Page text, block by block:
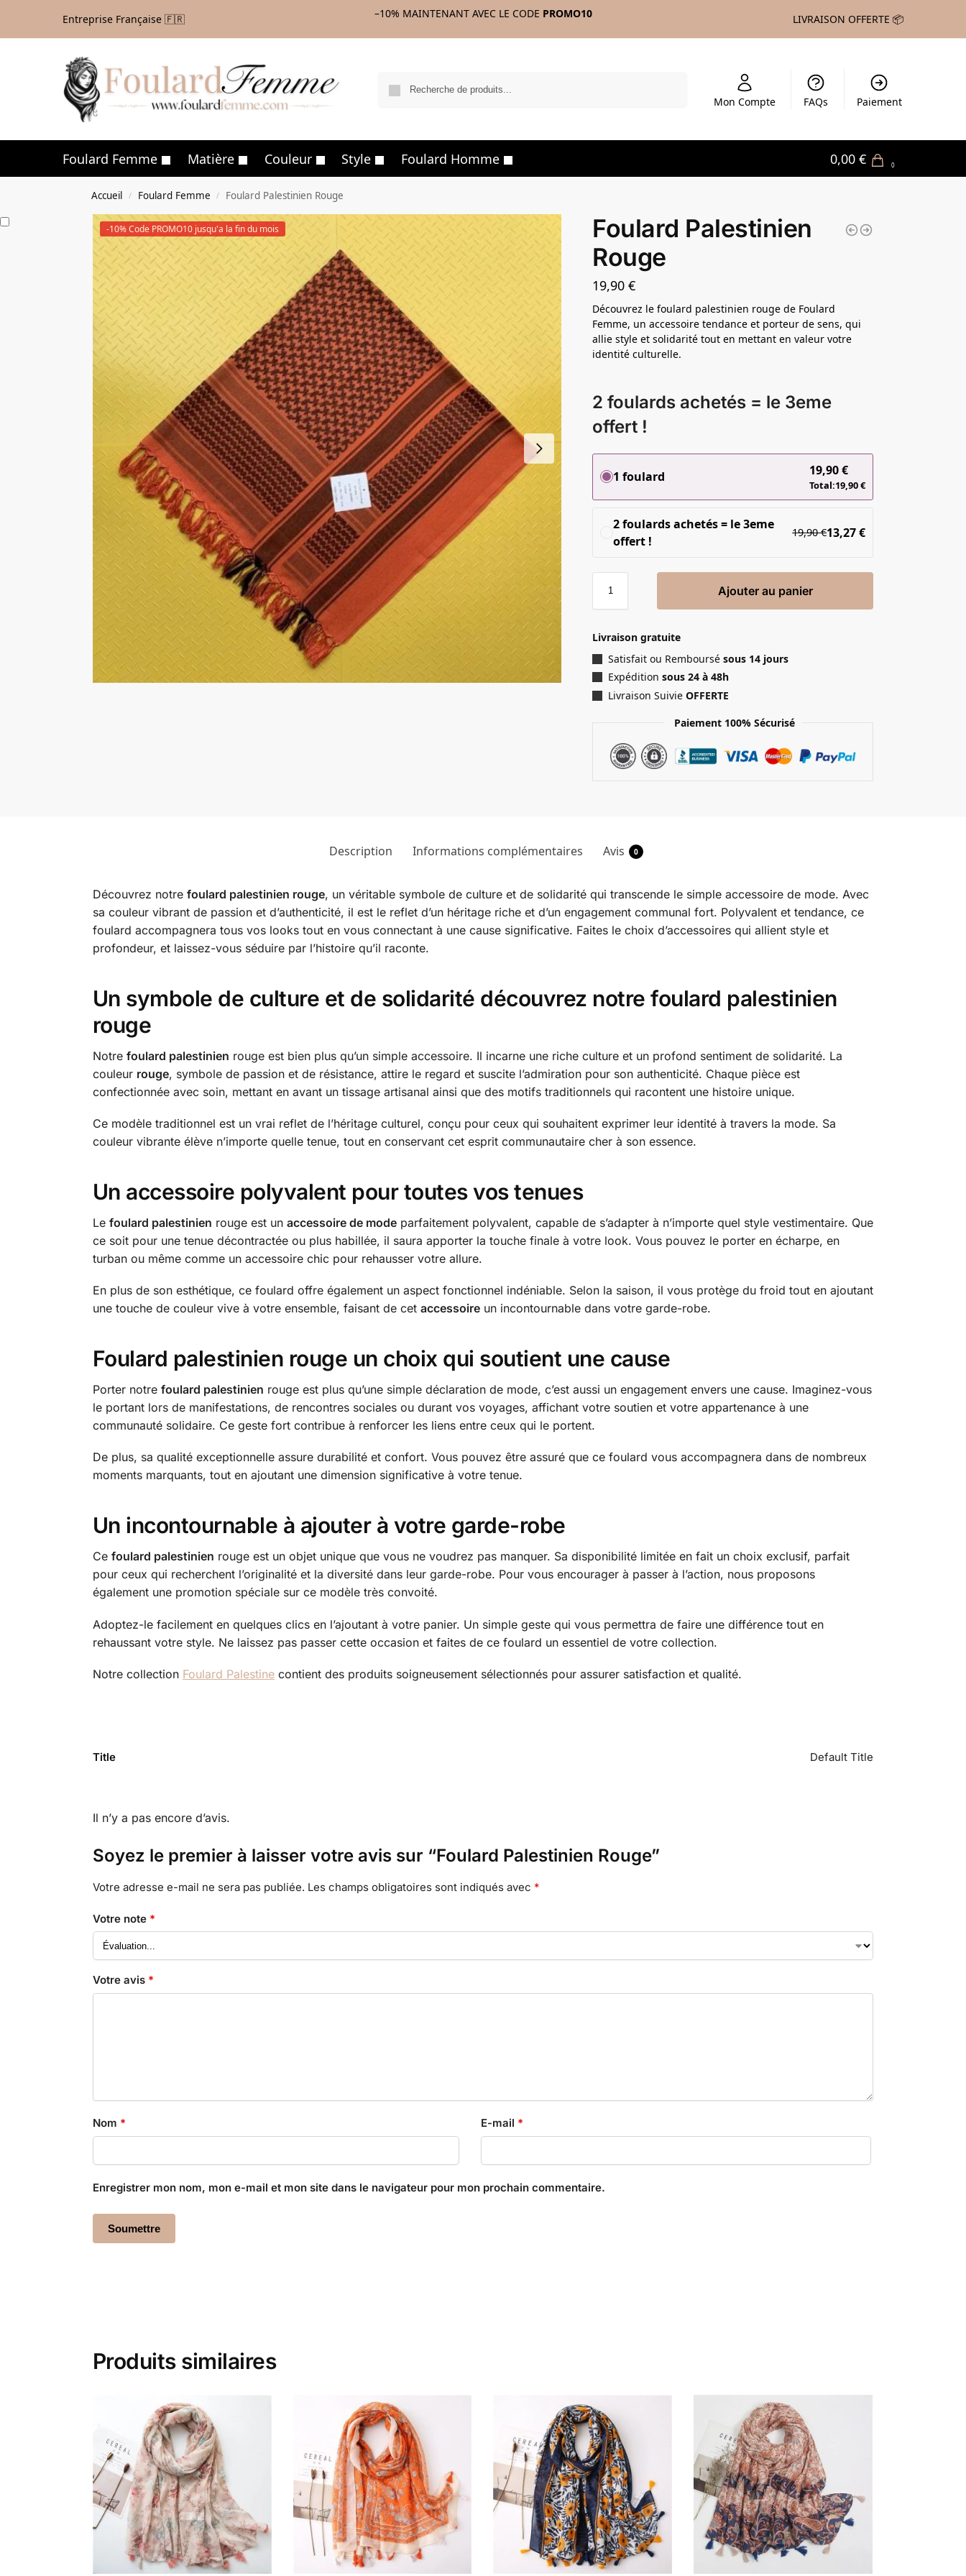
Entreprise Française 🇫🇷 –10% MAINTENANT AVEC LE CODE PROMO10 LIVRAISON OFFERTE 📦
Mon Compte FAQs Paiement
Foulard Femme Matière Couleur Style Foulard Homme 0,00 € 0
Accueil / Foulard Femme / Foulard Palestinien Rouge
-10% Code PROMO10 jusqu'a la fin du mois
Foulard Palestinien
Rouge
19,90€
Découvrez le foulard palestinien rouge de Foulard
Femme, un accessoire tendance et porteur de sens, qui
allie style et solidarité tout en mettant en valeur votre
identité culturelle.
2 foulards achetés = le 3eme
offert !
1 foulard 19,90€
Total:19,90€
2 foulards achetés = le 3eme
offert !
19,90€13,27€
Ajouter au panier
Livraison gratuite
Satisfait ou Remboursésous 14 jours
Expédition sous 24 à 48h
Livraison SuivieOFFERTE
Paiement 100% Sécurisé
Description Informations complémentaires Avis 0
Découvrez notre foulard palestinien rouge, un véritable symbole de culture et de solidarité qui transcende le simple accessoire de mode. Avec
sa couleur vibrant de passion et d’authenticité, il est le reflet d’un héritage riche et d’un engagement communal fort. Polyvalent et tendance, ce
foulard accompagnera tous vos looks tout en vous connectant à une cause significative. Faites le choix d’accessoires qui allient style et
profondeur, et laissez-vous séduire par l’histoire qu’il raconte.
Un symbole de culture et de solidarité découvrez notre foulard palestinien
rouge
Notre foulard palestinien rouge est bien plus qu’un simple accessoire. Il incarne une riche culture et un profond sentiment de solidarité. La
couleur rouge, symbole de passion et de résistance, attire le regard et suscite l’admiration pour son authenticité. Chaque pièce est
confectionnée avec soin, mettant en avant un tissage artisanal ainsi que des motifs traditionnels qui racontent une histoire unique.
Ce modèle traditionnel est un vrai reflet de l’héritage culturel, conçu pour ceux qui souhaitent exprimer leur identité à travers la mode. Sa
couleur vibrante élève n’importe quelle tenue, tout en conservant cet esprit communautaire cher à son essence.
Un accessoire polyvalent pour toutes vos tenues
Le foulard palestinien rouge est un accessoire de modeparfaitement polyvalent, capable de s’adapter à n’importe quel style vestimentaire. Que
ce soit pour une tenue décontractée ou plus habillée, il saura apporter la touche finale à votre look. Vous pouvez le porter en écharpe, en
turban ou même comme un accessoire chic pour rehausser votre allure.
En plus de son esthétique, ce foulard offre également un aspect fonctionnel indéniable. Selon la saison, il vous protège du froid tout en ajoutant
une touche de couleur vive à votre ensemble, faisant de cet accessoireun incontournable dans votre garde-robe.
Foulard palestinien rouge un choix qui soutient une cause
Porter notre foulard palestinien rouge est plus qu’une simple déclaration de mode, c’est aussi un engagement envers une cause. Imaginez-vous
le portant lors de manifestations, de rencontres sociales ou durant vos voyages, affichant votre soutien et votre appartenance à une
communauté solidaire. Ce geste fort contribue à renforcer les liens entre ceux qui le portent.
De plus, sa qualité exceptionnelle assure durabilité et confort. Vous pouvez être assuré que ce foulard vous accompagnera dans de nombreux
moments marquants, tout en ajoutant une dimension significative à votre tenue.
Un incontournable à ajouter à votre garde-robe
Ce foulard palestinien rouge est un objet unique que vous ne voudrez pas manquer. Sa disponibilité limitée en fait un choix exclusif, parfait
pour ceux qui recherchent l’originalité et la diversité dans leur garde-robe. Pour vous encourager à passer à l’action, nous proposons
également une promotion spéciale sur ce modèle très convoité.
Adoptez-le facilement en quelques clics en l’ajoutant à votre panier. Un simple geste qui vous permettra de faire une différence tout en
rehaussant votre style. Ne laissez pas passer cette occasion et faites de ce foulard un essentiel de votre collection.
Notre collection Foulard Palestinecontient des produits soigneusement sélectionnés pour assurer satisfaction et qualité.
Title Default Title
Il n’y a pas encore d’avis.
Soyez le premier à laisser votre avis sur “Foulard Palestinien Rouge”
Votre adresse e-mail ne sera pas publiée. Les champs obligatoires sont indiqués avec *
Votre note *
Votre avis *
Nom * E-mail *
Enregistrer mon nom, mon e-mail et mon site dans le navigateur pour mon prochain commentaire.
Produits similaires